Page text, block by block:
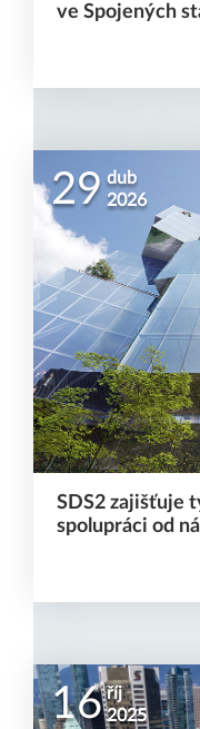
ve Spojených
29 dub
2026
SDS2 zajišťuje
spolupráci od
16 říj
2025